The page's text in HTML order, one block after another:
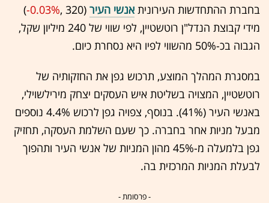
בחברת ההתחדשות העירוניתאנשי העיר (320 ,‎
-0.03%
‏)
מידי קבוצת הנדל"ן רוטשטיין, לפי שווי של 240 מיליון שקל,
הגבוה בכ-50% מהשווי לפיו היא נסחרת כיום.
במסגרת המהלך המוצע, תרכוש גפן את החזקותיה של
רוטשטיין, המצויה בשליטת איש העסקים יצחק מירילשוילי,
באנשי העיר (41%). בנוסף, צפויה גפן לרכוש 4.4% נוספים
מבעל מניות אחר בחברה. כך שעם השלמת העסקה, תחזיק
גפן בלמעלה מ-45% מהון המניות של אנשי העיר ותהפוך
לבעלת המניות המרכזית בה.
- פרסומת -